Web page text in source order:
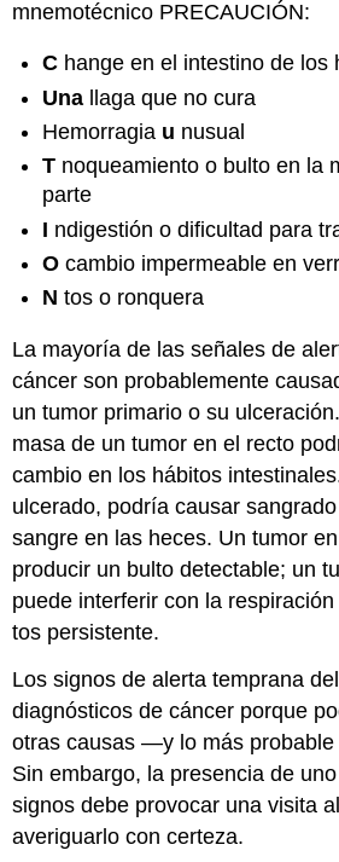
mnemotécnico PRECAUCIÓN:
C hange en el intestino de los
Una llaga que no cura
Hemorragia u nusual
T noqueamiento o bulto en la
parte
I ndigestión o dificultad para
O cambio impermeable en
N tos o ronquera
La mayoría de las señales de
cáncer son probablemente
un tumor primario o su
masa de un tumor en el recto
cambio en los hábitos
ulcerado, podría causar
sangre en las heces. Un tumor
producir un bulto detectable; un
puede interferir con la
tos persistente.
Los signos de alerta temprana
diagnósticos de cáncer porque
otras causas —y lo más probable
Sin embargo, la presencia de
signos debe provocar una visita
averiguarlo con certeza.